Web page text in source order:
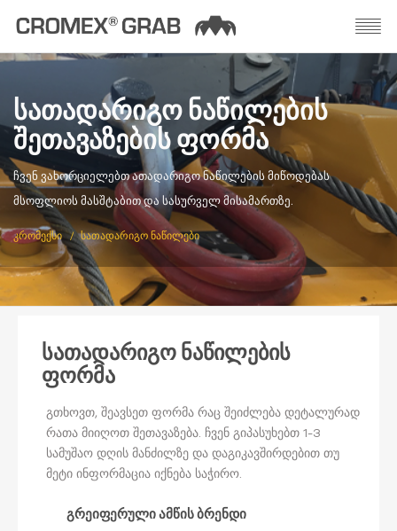
ᲡᲐᲗᲐᲓᲐᲠᲘᲒᲝ ᲜᲐᲬᲘᲚᲔᲑᲘᲡ
ᲨᲔᲗᲐᲕᲐᲖᲔᲑᲘᲡ ᲤᲝᲠᲛᲐ
ᲩᲕᲔᲜ ᲕᲐᲮᲝᲠᲪᲘᲔᲚᲔᲑᲗ ᲐᲗᲐᲓᲐᲠᲘᲒᲝ ᲜᲐᲬᲘᲚᲔᲑᲘᲡ ᲛᲘᲬᲝᲓᲔᲑᲐᲡ
ᲛᲡᲝᲤᲚᲘᲝᲡ ᲛᲐᲡᲨᲢᲐᲑᲘᲗ ᲓᲐ ᲡᲐᲡᲣᲠᲕᲔᲚ ᲛᲘᲡᲐᲛᲐᲠᲗᲖᲔ.
ᲙᲠᲝᲛᲔᲥᲡᲘ ᲡᲐᲗᲐᲓᲐᲠᲘᲒᲝ ᲜᲐᲬᲘᲚᲔᲑᲘ
სათადარიგო ნაწილების
ფორმა
გთხოვთ, შეავსეთ ფორმა რაც შეიძლება დეტალურად
რათა მიიღოთ შეთავაზება. ჩვენ გიპასუხებთ 1-3
სამუშაო დღის მანძილზე და დაგიკავშირდებით თუ
მეტი ინფორმაცია იქნება საჭირო.
გრეიფერული ამწის ბრენდი